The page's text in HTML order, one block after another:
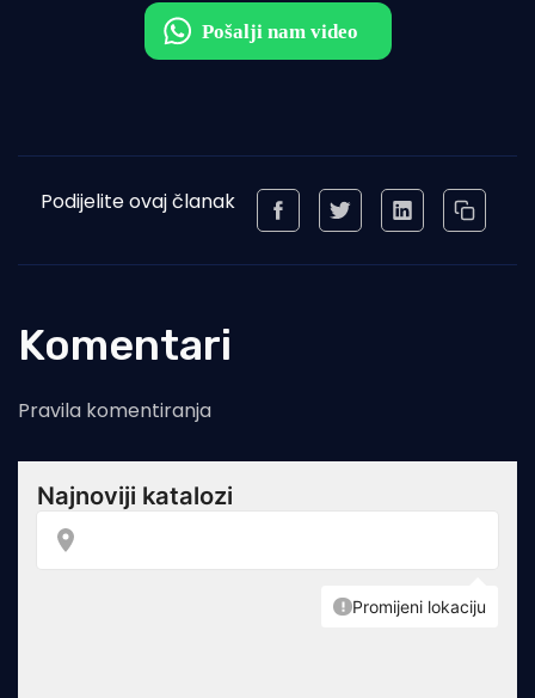
Podijelite ovaj članak
Komentari
Pravila komentiranja